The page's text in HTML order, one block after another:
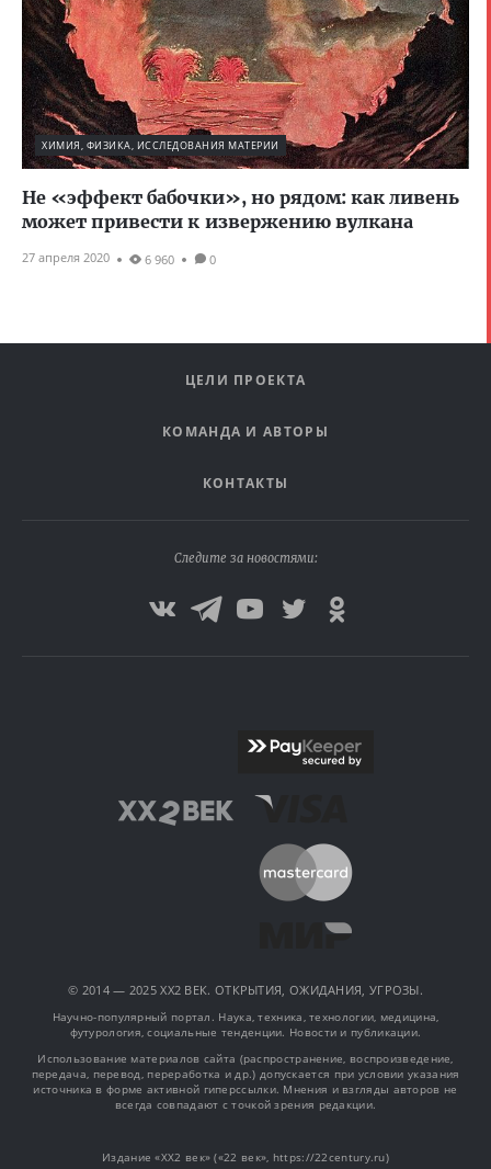
ХИМИЯ, ФИЗИКА, ИССЛЕДОВАНИЯ МАТЕРИИ
Не «эффект бабочки», но рядом: как ливень
может привести к извержению вулкана
27 апреля 2020 6 960 0
ЦЕЛИ ПРОЕКТА
КОМАНДА И АВТОРЫ
КОНТАКТЫ
Следите за новостями:
© 2014 — 2025 XX2 ВЕК. ОТКРЫТИЯ, ОЖИДАНИЯ, УГРОЗЫ.
Научно-популярный портал. Наука, техника, технологии, медицина,
футурология, социальные тенденции. Новости и публикации.
Использование материалов сайта (распространение, воспроизведение,
передача, перевод, переработка и др.) допускается при условии указания
источника в форме активной гиперссылки. Мнения и взгляды авторов не
всегда совпадают с точкой зрения редакции.
Издание «XX2 век» («22 век», https://22century.ru)